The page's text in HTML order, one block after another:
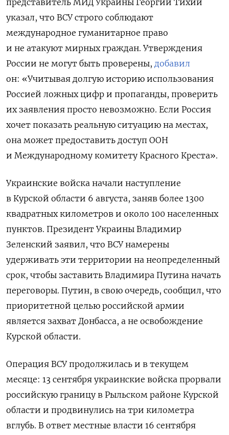
представитель МИД Украины Георгий Тихий
указал, что ВСУ строго соблюдают
международное гуманитарное право
и не атакуют мирных граждан. Утверждения
России не могут быть проверены, добавил
он: «Учитывая долгую историю использования
Россией ложных цифр и пропаганды, проверить
их заявления просто невозможно. Если Россия
хочет показать реальную ситуацию на местах,
она может предоставить доступ ООН
и Международному комитету Красного Креста».
Украинские войска начали наступление
в Курской области 6 августа, заняв более 1300
квадратных километров и около 100 населенных
пунктов. Президент Украины Владимир
Зеленский заявил, что ВСУ намерены
удерживать эти территории на неопределенный
срок, чтобы заставить Владимира Путина начать
переговоры. Путин, в свою очередь, сообщил, что
приоритетной целью российской армии
является захват Донбасса, а не освобождение
Курской области.
Операция ВСУ продолжилась и в текущем
месяце: 13 сентября украинские войска прорвали
российскую границу в Рыльском районе Курской
области и продвинулись на три километра
вглубь. В ответ местные власти 16 сентября